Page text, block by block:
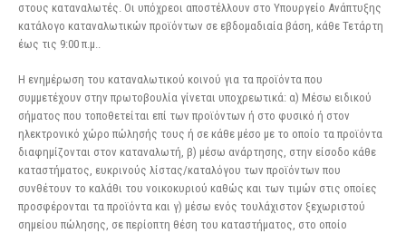
στους καταναλωτές. Οι υπόχρεοι αποστέλλουν στο Υπουργείο Ανάπτυξης
κατάλογο καταναλωτικών προϊόντων σε εβδομαδιαία βάση, κάθε Τετάρτη
έως τις 9:00 π.μ..
Η ενημέρωση του καταναλωτικού κοινού για τα προϊόντα που
συμμετέχουν στην πρωτοβουλία γίνεται υποχρεωτικά: α) Μέσω ειδικού
σήματος που τοποθετείται επί των προϊόντων ή στο φυσικό ή στον
ηλεκτρονικό χώρο πώλησής τους ή σε κάθε μέσο με το οποίο τα προϊόντα
διαφημίζονται στον καταναλωτή, β) μέσω ανάρτησης, στην είσοδο κάθε
καταστήματος, ευκρινούς λίστας/καταλόγου των προϊόντων που
συνθέτουν το καλάθι του νοικοκυριού καθώς και των τιμών στις οποίες
προσφέρονται τα προϊόντα και γ) μέσω ενός τουλάχιστον ξεχωριστού
σημείου πώλησης, σε περίοπτη θέση του καταστήματος, στο οποίο